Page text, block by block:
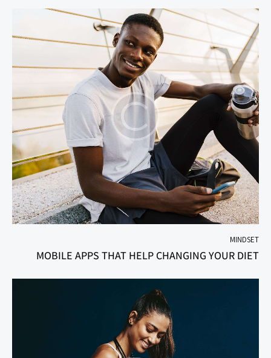
MINDSET
MOBILE APPS THAT HELP CHANGING YOUR DIET